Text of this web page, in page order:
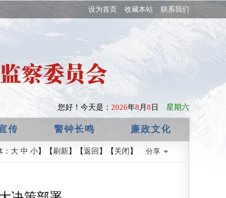
设为首页 收藏本站 联系我们
您好！ 今天是： 2026年8 月 8 日 星期六
传 警钟长鸣 廉政文化
： 大 中 小】【刷新】【返回 】【关闭 】 分享